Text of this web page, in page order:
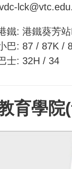
鐵: 港鐵葵芳
巴: 87 / 87K /
士: 32H / 34
育學院